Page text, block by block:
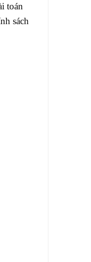
toán
sách